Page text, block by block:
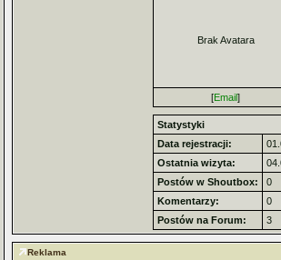
Brak Avatara
[Email]
Statystyki
Data rejestracji:
Ostatnia wizyta:
Postów w Shoutbox:
0
Komentarzy:
0
Postów na Forum:
3
Reklama